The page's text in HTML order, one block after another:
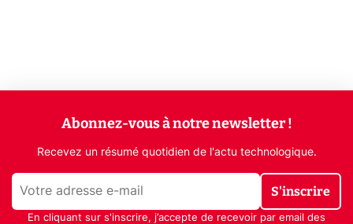
Abonnez-vous à notre newsletter !
Recevez un résumé quotidien de l'actu technologique.
S'inscrire
En cliquant sur s'inscrire, j’accepte de recevoir par email des